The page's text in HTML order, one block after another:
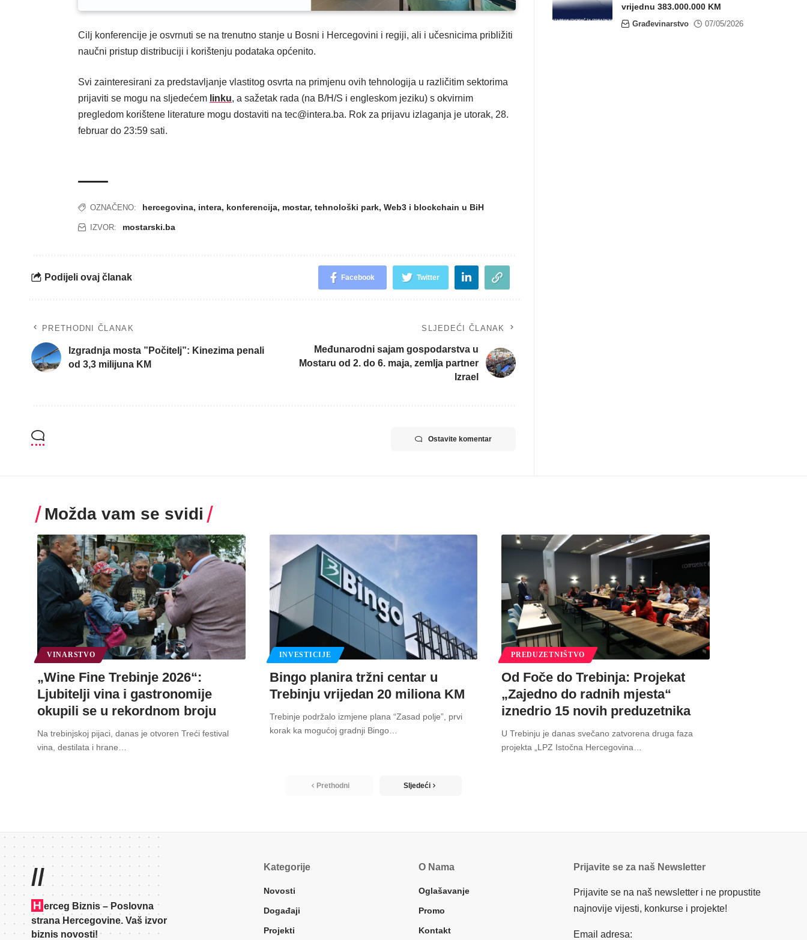
Cilj konferencije je osvrnuti se na trenutno stanje u Bosni i Hercegovini i regiji, ali i učesnicima približiti
naučni pristup distribuciji i korištenju podataka općenito.
Svi zainteresirani za predstavljanje vlastitog osvrta na primjenu ovih tehnologija u različitim sektorima
prijaviti se mogu na sljedećem linku, a sažetak rada (na B/H/S i engleskom jeziku) s okvirnim
pregledom korištene literature mogu dostaviti na tec@intera.ba. Rok za prijavu izlaganja je utorak, 28.
februar do 23:59 sati.
OZNAČENO: hercegovina, intera, konferencija, mostar, tehnološki park, Web3 i blockchain u BiH
IZVOR: mostarski.ba
Podijeli ovaj članak Facebook Twitter
PRETHODNI ČLANAK
Izgradnja mosta ”Počitelj”: Kinezima penali
od 3,3 milijuna KM
SLJEDEĆI ČLANAK
Međunarodni sajam gospodarstva u
Mostaru od 2. do 6. maja, zemlja partner
Izrael
Ostavite komentar
vrijednu 383.000.000 KM
Građevinarstvo 07/05/2026
Možda vam se svidi
VINARSTVO
„Wine Fine Trebinje 2026“:
Ljubitelji vina i gastronomije
okupili se u rekordnom broju
Na trebinjskoj pijaci, danas je otvoren Treći festival
vina, destilata i hrane
INVESTICIJE
Bingo planira tržni centar u
Trebinju vrijedan 20 miliona KM
Trebinje podržalo izmjene plana “Zasad polje”, prvi
korak ka mogućoj gradnji Bingo…
PREDUZETNIŠTVO
Od Foče do Trebinja: Projekat
„Zajedno do radnih mjesta“
iznedrio 15 novih preduzetnika
U Trebinju je danas svečano zatvorena druga faza
projekta „LPZ Istočna Hercegovina
Prethodni Sljedeći
//
H erceg Biznis – Poslovna
strana Hercegovine. Vaš izvor
biznis novosti!
Kategorije
Novosti
Događaji
Projekti
O Nama
Oglašavanje
Promo
Kontakt
Prijavite se za naš Newsletter
Prijavite se na naš newsletter i ne propustite
najnovije vijesti, konkurse i projekte!
Email adresa: